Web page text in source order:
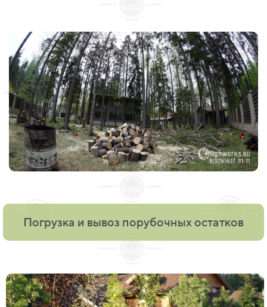
Погрузка и вывоз порубочных остатков